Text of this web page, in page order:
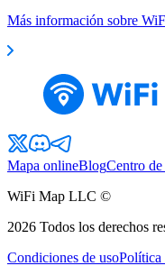
Más información sobre
Mapa onlineBlogCentro de
WiFi Map LLC ©
2026 Todos los derechos
Condiciones de usoPolítica